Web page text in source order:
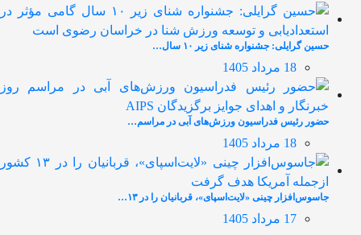
حسین گرایلی: جشنواره شنای زیر ۱۰ سال…
18 مرداد 1405
حضور رئیس فدراسیون ورزش‌های آبی در مراسم…
18 مرداد 1405
جاسوس‌افزار چینی «لایت‌اسپای»، قربانیان را در ۱۳…
17 مرداد 1405